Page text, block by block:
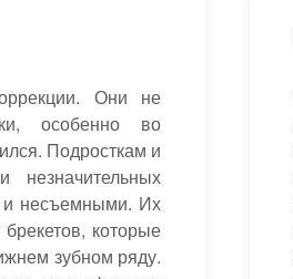
Они не
особенно во
Подросткам и
незначительных
и несъемными. Их
которые
зубном ряду.